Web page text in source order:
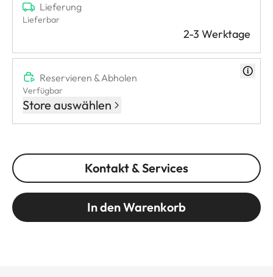
Lieferung
Lieferbar
2-3 Werktage
Reservieren & Abholen
Verfügbar
Store auswählen
Kontakt & Services
In den Warenkorb